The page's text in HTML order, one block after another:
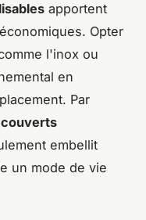
apportent
Opter
l'inox ou
en
Par
couverts
embellit
un mode de vie